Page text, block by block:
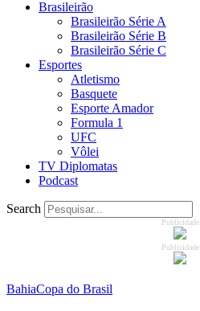
Brasileirão
Brasileirão Série A
Brasileirão Série B
Brasileirão Série C
Esportes
Atletismo
Basquete
Esporte Amador
Formula 1
UFC
Vôlei
TV Diplomatas
Podcast
Search
Publicidade
Publicidade
BahiaCopa do Brasil